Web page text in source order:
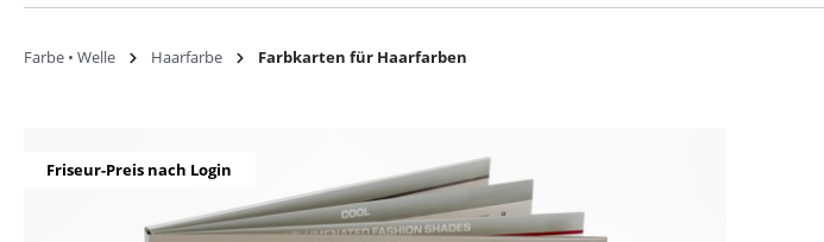
Farbe • Welle Haarfarbe Farbkarten für Haarfarben
Friseur-Preis nach Login